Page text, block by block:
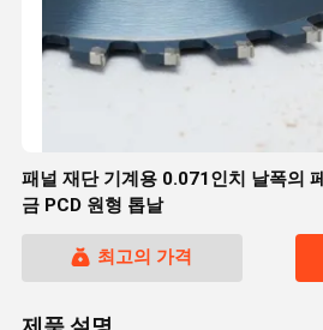
패널 재단 기계용 0.071인치 날폭의
금 PCD 원형 톱날
최고의 가격